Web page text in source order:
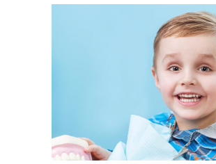
Perfect Smile
Dentist